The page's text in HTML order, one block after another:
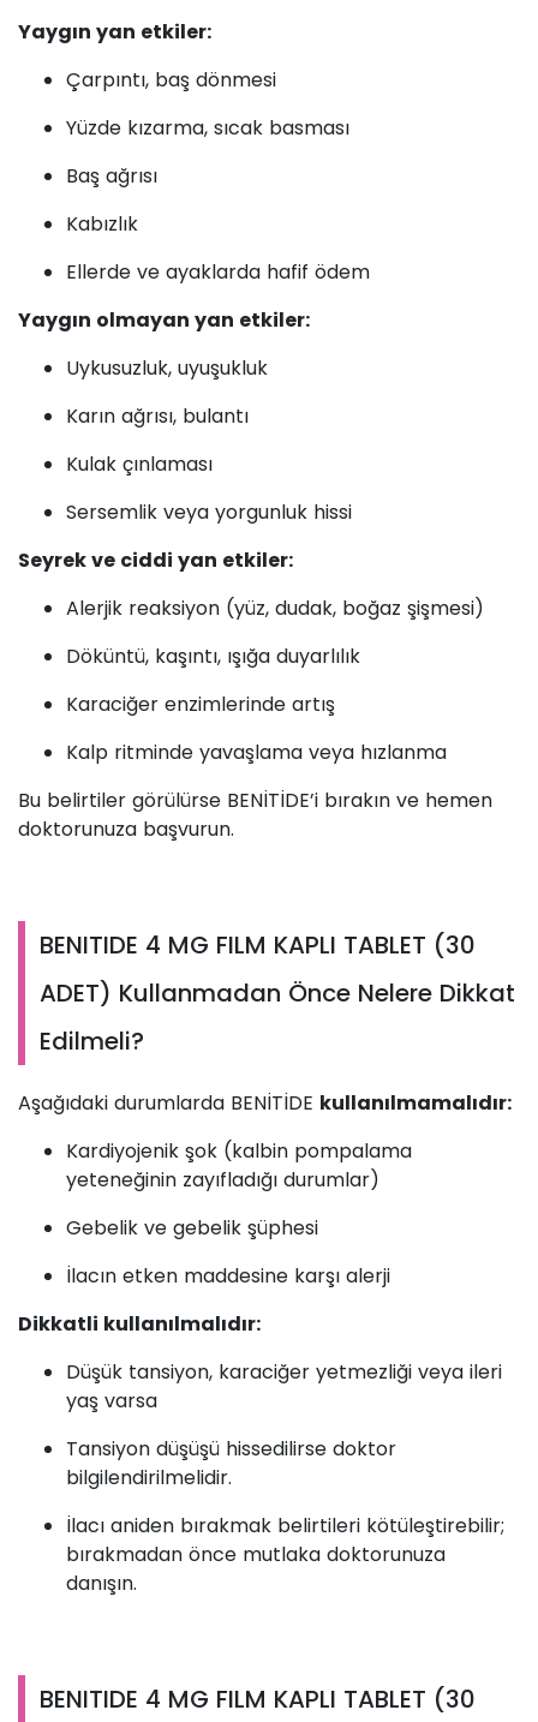
Yaygın yan etkiler:
Çarpıntı, baş dönmesi
Yüzde kızarma, sıcak basması
Baş ağrısı
Kabızlık
Ellerde ve ayaklarda hafif ödem
Yaygın olmayan yan etkiler:
Uykusuzluk, uyuşukluk
Karın ağrısı, bulantı
Kulak çınlaması
Sersemlik veya yorgunluk hissi
Seyrek ve ciddi yan etkiler:
Alerjik reaksiyon (yüz, dudak, boğaz şişmesi)
Döküntü, kaşıntı, ışığa duyarlılık
Karaciğer enzimlerinde artış
Kalp ritminde yavaşlama veya hızlanma
Bu belirtiler görülürse BENİTİDE’i bırakın ve hemen
doktorunuza başvurun.
BENITIDE 4 MG FILM KAPLI TABLET (30
ADET) Kullanmadan Önce Nelere Dikkat
Edilmeli?
Aşağıdaki durumlarda BENİTİDE kullanılmamalıdır:
Kardiyojenik şok (kalbin pompalama
yeteneğinin zayıfladığı durumlar)
Gebelik ve gebelik şüphesi
İlacın etken maddesine karşı alerji
Dikkatli kullanılmalıdır:
Düşük tansiyon, karaciğer yetmezliği veya ileri
yaş varsa
Tansiyon düşüşü hissedilirse doktor
bilgilendirilmelidir.
İlacı aniden bırakmak belirtileri kötüleştirebilir;
bırakmadan önce mutlaka doktorunuza
danışın.
BENITIDE 4 MG FILM KAPLI TABLET (30